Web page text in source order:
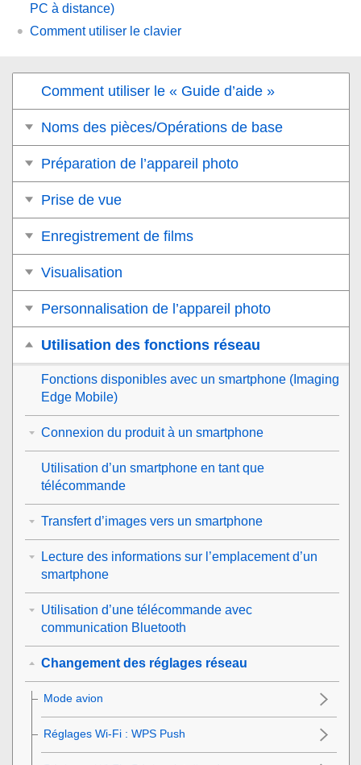
PC à distance)
Comment utiliser le clavier
Comment utiliser le « Guide d’aide »
Noms des pièces/Opérations de base
Préparation de l’appareil photo
Prise de vue
Enregistrement de films
Visualisation
Personnalisation de l’appareil photo
Utilisation des fonctions réseau
Fonctions disponibles avec un smartphone (Imaging
Edge Mobile)
Connexion du produit à un smartphone
Utilisation d’un smartphone en tant que
télécommande
Transfert d’images vers un smartphone
Lecture des informations sur l’emplacement d’un
smartphone
Utilisation d’une télécommande avec
communication Bluetooth
Changement des réglages réseau
Mode avion
Réglages Wi-Fi : WPS Push